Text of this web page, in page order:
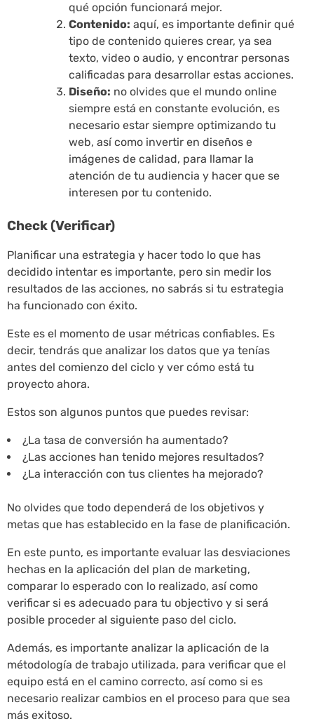
qué opción funcionará mejor.
Contenido: aquí, es importante definir qué
tipo de contenido quieres crear, ya sea
texto, video o audio, y encontrar personas
calificadas para desarrollar estas acciones.
Diseño: no olvides que el mundo online
siempre está en constante evolución, es
necesario estar siempre optimizando tu
web, así como invertir en diseños e
imágenes de calidad, para llamar la
atención de tu audiencia y hacer que se
interesen por tu contenido.
Check (Verificar)
Planificar una estrategia y hacer todo lo que has
decidido intentar es importante, pero sin medir los
resultados de las acciones, no sabrás si tu estrategia
ha funcionado con éxito.
Este es el momento de usar métricas confiables. Es
decir, tendrás que analizar los datos que ya tenías
antes del comienzo del ciclo y ver cómo está tu
proyecto ahora.
Estos son algunos puntos que puedes revisar:
¿La tasa de conversión ha aumentado?
¿Las acciones han tenido mejores resultados?
¿La interacción con tus clientes ha mejorado?
No olvides que todo dependerá de los objetivos y
metas que has establecido en la fase de planificación.
En este punto, es importante evaluar las desviaciones
hechas en la aplicación del plan de marketing,
comparar lo esperado con lo realizado, así como
verificar si es adecuado para tu objectivo y si será
posible proceder al siguiente paso del ciclo.
Además, es importante analizar la aplicación de la
métodología de trabajo utilizada, para verificar que el
equipo está en el camino correcto, así como si es
necesario realizar cambios en el proceso para que sea
más exitoso.